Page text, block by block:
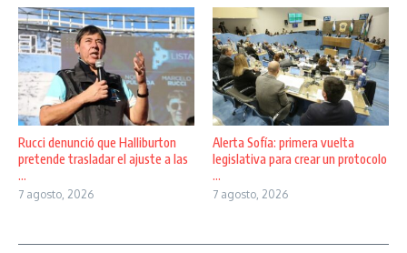
Rucci denunció que Halliburton
pretende trasladar el ajuste a las
...
7 agosto, 2026
Alerta Sofía: primera vuelta
legislativa para crear un protocolo
...
7 agosto, 2026